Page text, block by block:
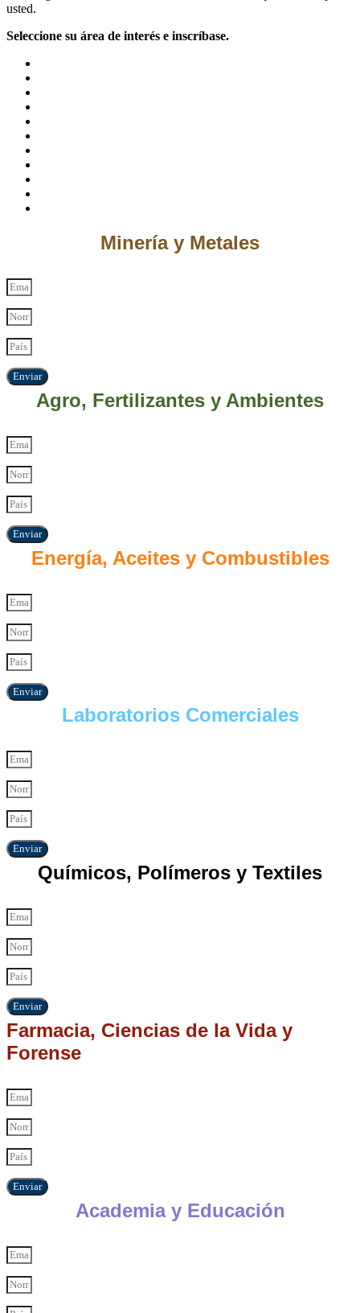
usted.
Seleccione su área de interés e inscríbase.
Minería y Metales
Enviar
Agro, Fertilizantes y Ambientes
Enviar
Energía, Aceites y Combustibles
Enviar
Laboratorios Comerciales
Enviar
Químicos, Polímeros y Textiles
Enviar
Farmacia, Ciencias de la Vida y
Forense
Enviar
Academia y Educación